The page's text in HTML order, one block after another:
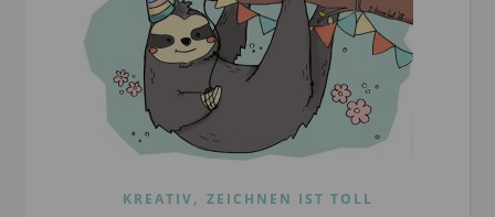
KREATIV, ZEICHNEN IST TOLL